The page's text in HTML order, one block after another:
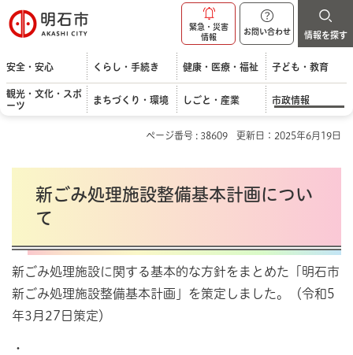
明石市
緊急・災害
情報
お問い合わせ 情報を探す
安全・安心 くらし・手続き 健康・医療・福祉 子ども・教育
観光・文化・スポ
ーツ
まちづくり・環境 しごと・産業 市政情報
ページ番号 : 38609 更新日：2025年6月19日
新ごみ処理施設整備基本計画につい
て
新ごみ処理施設に関する基本的な方針をまとめた「明石市
新ごみ処理施設整備基本計画」を策定しました。（令和5
年3月27日策定）
・